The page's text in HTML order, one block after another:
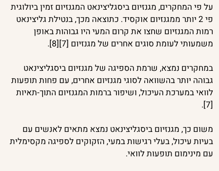
על פי המחקרים, מגנזיום ביסגליצינאט המגנזיום זמין ביולוגית
פי 2 יותר ממגנזיום אוקסיד. כתוצאה מכך, בנטילת גליצינאט
רמות המגנזיום שחצו את קרום המעי היו גבוהות באופן
משמעותי לעומת סוגים אחרים של מגנזיום [7][8].​
במחקרים נמצא, שרמת הספיגה של מגנזיום ביסגליצינאט
גבוהה יותר בהשוואה לסוגי מגנזיום אחרים, עם פחות תופעות
לוואי במערכת העיכול, ושיפור ברמות המגנזיום התוך-תאיות
[7].
משום כך, מגנזיום ביסגליצינאט נמצא מתאים לאנשים עם
בעיות עיכול, בעלי רגישות במעי, הזקוקים לספיגה מקסימלית
עם מינימום תופעות לוואי.